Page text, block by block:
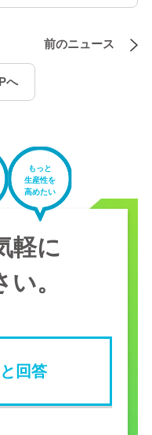
前のニュース
へ
もっと
生産性を
高めたい
軽に
。
回答